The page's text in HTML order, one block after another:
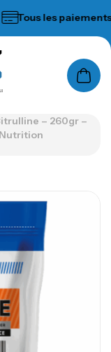
Tous les paiements
– 260gr –